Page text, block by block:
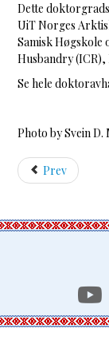
Dette
UiT Norges
Samisk
Husbandry (ICR),
Se hele
Photo by Svein D.
Prev